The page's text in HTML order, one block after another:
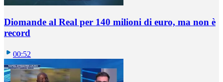
Diomande al Real per 140 milioni di euro, ma non è
record
00:52